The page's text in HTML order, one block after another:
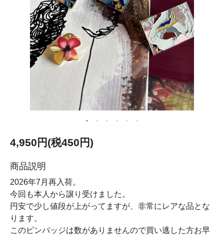
4,950円(税450円)
商品説明
2026年7月再入荷。
今回も本人から譲り受けました。
円安で少し値段が上がってますが、非常にレアな品とな
ります。
このピンバッジは数がありませんので買い逃した方お早